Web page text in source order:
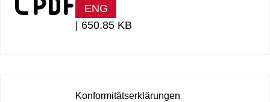
ENG
650.85 KB
Konformitätserklärungen